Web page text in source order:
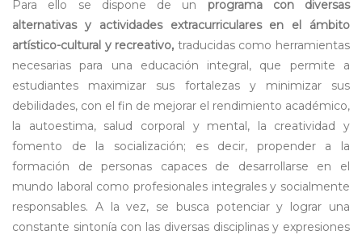
Para ello se dispone de un programa con diversas
alternativas y actividades extracurriculares en el ámbito
artístico-cultural y recreativo, traducidas como herramientas
necesarias para una educación integral, que permite a
estudiantes maximizar sus fortalezas y minimizar sus
debilidades, con el fin de mejorar el rendimiento académico,
la autoestima, salud corporal y mental, la creatividad y
fomento de la socialización; es decir, propender a la
formación de personas capaces de desarrollarse en el
mundo laboral como profesionales integrales y socialmente
responsables. A la vez, se busca potenciar y lograr una
constante sintonía con las diversas disciplinas y expresiones